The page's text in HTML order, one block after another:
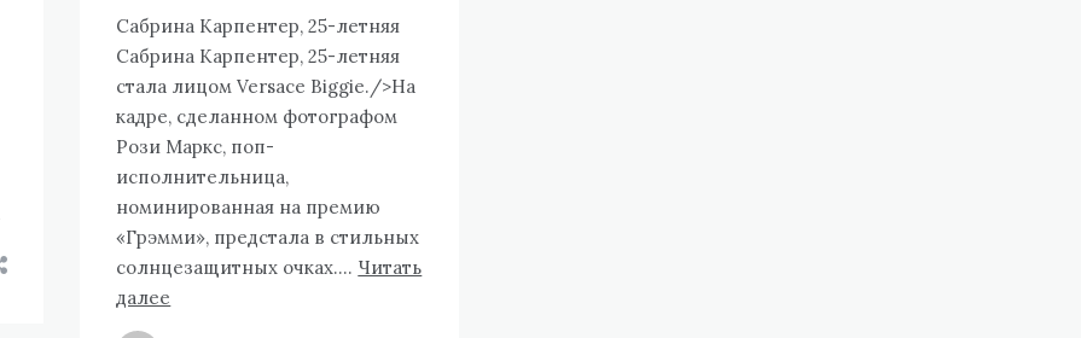
Сабрина Карпентер, 25-летняя
Сабрина Карпентер, 25-летняя
стала лицом Versace Biggie./>На
кадре, сделанном фотографом
Рози Маркс, поп-
исполнительница,
номинированная на премию
«Грэмми», предстала в стильных
солнцезащитных очках…. Читать
далее